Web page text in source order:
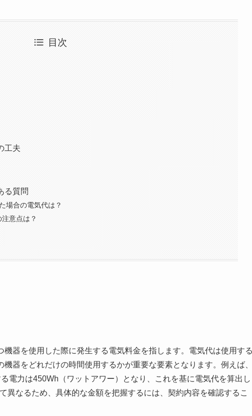
目次
工夫
る質問
場合の電気代は？
意点は？
器を使用した際に発生する電気料金を指します。電気代は使用す
器をどれだけの時間使用するかが重要な要素となります。例えば
電力は450Wh（ワットアワー）となり、これを基に電気代を算出し
異なるため、具体的な金額を把握するには、契約内容を確認するこ